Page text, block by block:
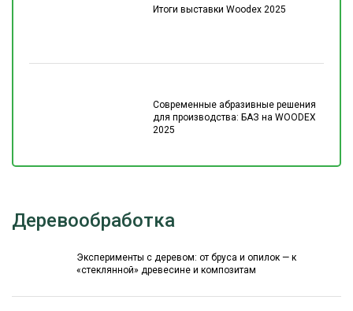
Итоги выставки Woodex 2025
Современные абразивные решения
для производства: БАЗ на WOODEX
2025
Деревообработка
Эксперименты с деревом: от бруса и опилок — к
«стеклянной» древесине и композитам